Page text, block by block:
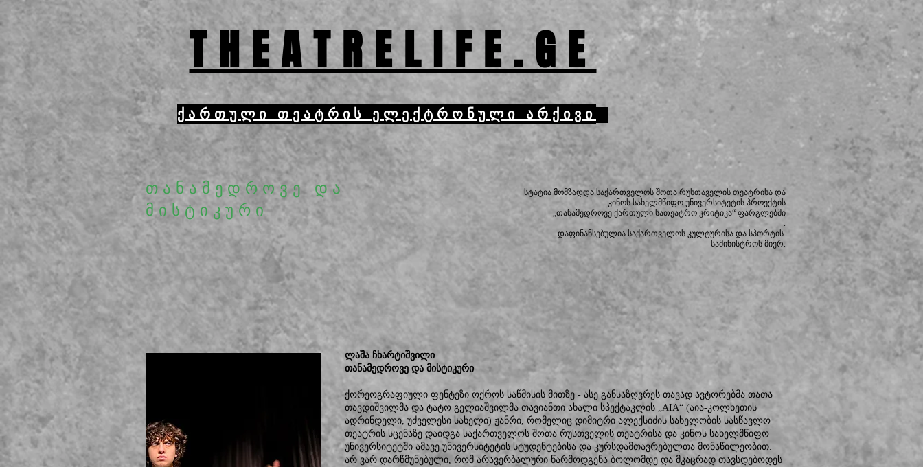
THEATRELIFE.GE
ქართული თეატრის ელექტრონული არქივი
თანამედროვე და
მისტიკური
სტატია მომზადდა საქართველოს შოთა რუსთაველის თეატრისა და
კინოს სახელმწიფო უნივერსიტეტის პროექტის
„თანამედროვე ქართული სათეატრო კრიტიკა“ ფარგლებში
.
დაფინანსებულია საქართველოს კულტურისა და სპორტის
სამინისტროს მიერ.
ლაშა ჩხარტიშვილი
თანამედროვე და მისტიკური
ქორეოგრაფიული ფენტეზი ოქროს საწმისის მითზე - ასე განსაზღვრეს თავად ავტორებმა თათა
თავდიშვილმა და ტატო გელიაშვილმა თავიანთი ახალი სპექტაკლის „AIA“ (აია-კოლხეთის
ადრინდელი, უძველესი სახელი) ჟანრი, რომელიც დიმიტრი ალექსიძის სახელობის სასწავლო
თეატრის სცენაზე დაიდგა საქართველოს შოთა რუსთველის თეატრისა და კინოს სახელმწიფო
უნივერსიტეტში ამავე უნივერსიტეტის სტუდენტებისა და კურსდამთავრებულთა მონაწილეობით.
არ ვარ დარწმუნებული, რომ არავერბალური წარმოდგენა ბოლომდე და მკაცრად თავსდებოდეს